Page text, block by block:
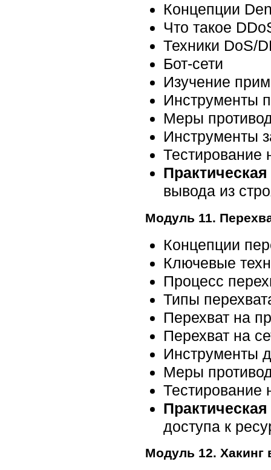
Концепции
Что такое
Техники DoS/
Бот-сети
Изучение
Инструменты
Меры
Инструменты
Тестирование
вывода из
Модуль 11.
Концепции
Ключевые
Процесс
Типы
Перехват на
Перехват на
Инструменты
Меры
Тестирование
доступа к
Модуль 12. Хакинг